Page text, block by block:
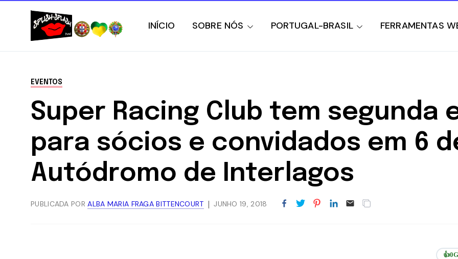
INÍCIO SOBRE NÓS PORTUGAL-BRASIL FERRAMENTAS
EVENTOS
Super Racing Club tem segunda
para sócios e convidados em 6
Autódromo de Interlagos
PUBLICADA PORALBA MARIA FRAGA BITTENCOURT JUNHO 19, 2018
👍0